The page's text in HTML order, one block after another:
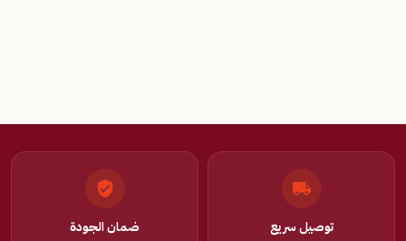
توصيل سريع ضمان الجودة